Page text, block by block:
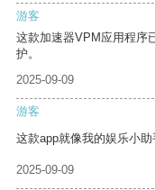
游客
这款加速器VPM应用程序
护。
2025-09-09
游客
这款app就像我的娱乐小助
2025-09-09